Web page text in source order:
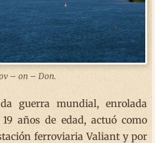
– on – Don.
guerra mundial, enrolada
años de edad, actuó como
ferroviaria Valiant y por